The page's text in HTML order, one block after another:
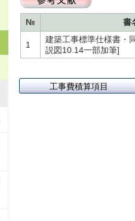
№ 書
1
建築工事標準仕様書・
説図10.14一部加筆]
工事費積算項目